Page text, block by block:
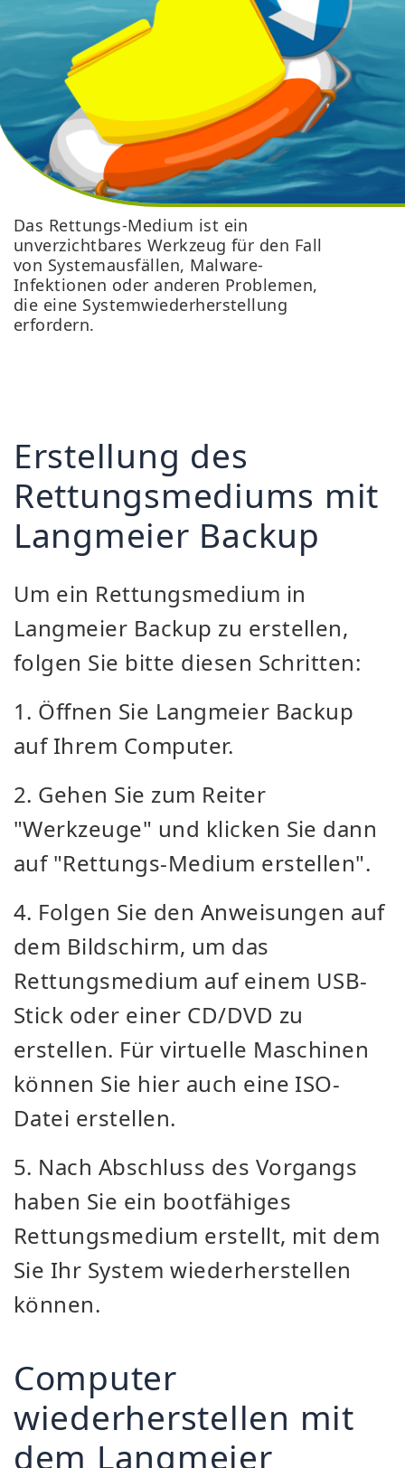
Das Rettungs-Medium ist ein
unverzichtbares Werkzeug für den Fall
von Systemausfällen, Malware-
Infektionen oder anderen Problemen,
die eine Systemwiederherstellung
erfordern.
Erstellung des
Rettungsmediums mit
Langmeier Backup
Um ein Rettungsmedium in
Langmeier Backup zu erstellen,
folgen Sie bitte diesen Schritten:
1. Öffnen Sie Langmeier Backup
auf Ihrem Computer.
2. Gehen Sie zum Reiter
"Werkzeuge" und klicken Sie dann
auf "Rettungs-Medium erstellen".
4. Folgen Sie den Anweisungen auf
dem Bildschirm, um das
Rettungsmedium auf einem USB-
Stick oder einer CD/DVD zu
erstellen. Für virtuelle Maschinen
können Sie hier auch eine ISO-
Datei erstellen.
5. Nach Abschluss des Vorgangs
haben Sie ein bootfähiges
Rettungsmedium erstellt, mit dem
Sie Ihr System wiederherstellen
können.
Computer
wiederherstellen mit
dem Langmeier